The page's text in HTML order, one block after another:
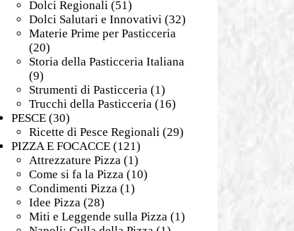
Dolci Regionali (51)
Dolci Salutari e Innovativi (32)
Materie Prime per Pasticceria
(20)
Storia della Pasticceria Italiana
(9)
Strumenti di Pasticceria (1)
Trucchi della Pasticceria (16)
PESCE(30)
Ricette di Pesce Regionali (29)
PIZZA E FOCACCE(121)
Attrezzature Pizza (1)
Come si fa la Pizza (10)
Condimenti Pizza (1)
Idee Pizza (28)
Miti e Leggende sulla Pizza (1)